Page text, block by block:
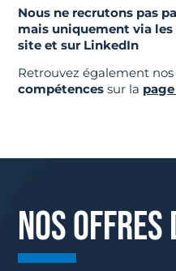
Nous ne recrutons pas
mais uniquement via
site et sur LinkedIn
Retrouvez également
compétences sur la
NOS